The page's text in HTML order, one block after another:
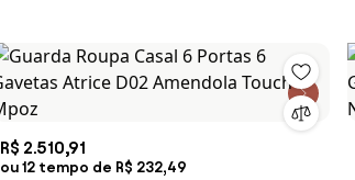
R$ 2.510,91
ou 12 tempo de R$ 232,49